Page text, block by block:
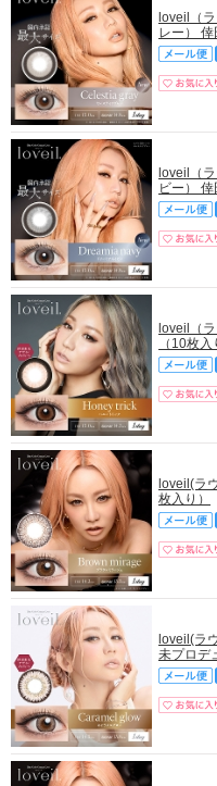
loveil（
レー） 倖
loveil（
ビー）
loveil（
（10枚入
loveil(ラ
枚入り）
loveil(ラ
未プロデ